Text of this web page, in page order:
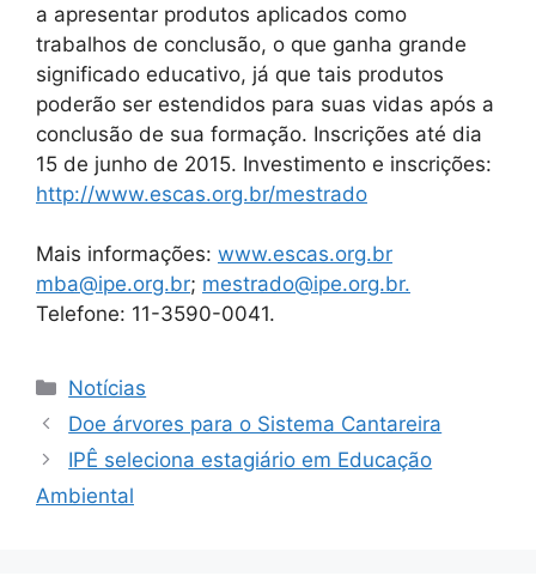
a apresentar produtos aplicados como
trabalhos de conclusão, o que ganha grande
significado educativo, já que tais produtos
poderão ser estendidos para suas vidas após a
conclusão de sua formação. Inscrições até dia
15 de junho de 2015. Investimento e inscrições:
http://www.escas.org.br/mestrado
Mais informações: www.escas.org.br
mba@ipe.org.br; mestrado@ipe.org.br.
Telefone: 11-3590-0041.
Notícias
Doe árvores para o Sistema Cantareira
IPÊ seleciona estagiário em Educação
Ambiental